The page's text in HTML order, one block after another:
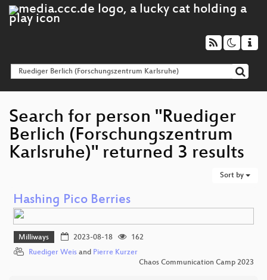
Search for person "Ruediger
Berlich (Forschungszentrum
Karlsruhe)" returned 3 results
Sort by
Hashing Pico Berries
Milliways 2023-08-18
162
Ruediger Weis and Pierre Kurzer
Chaos Communication Camp 2023